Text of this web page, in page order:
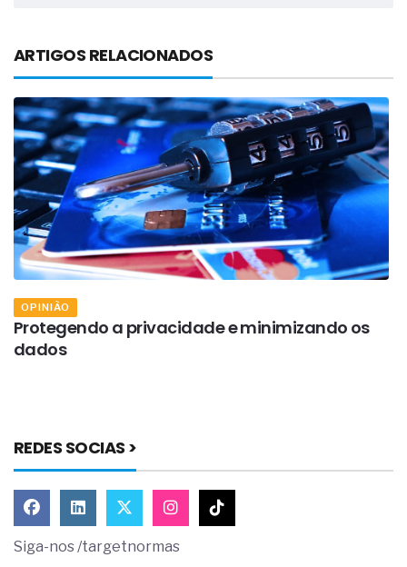
ARTIGOS RELACIONADOS
OPINIÃO
Protegendo a privacidade e minimizando os
dados
REDES SOCIAS >
Siga-nos /targetnormas